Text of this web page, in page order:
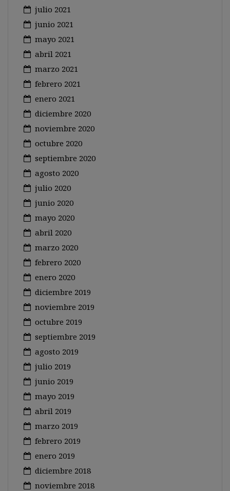
julio 2021
junio 2021
mayo 2021
abril 2021
marzo 2021
febrero 2021
enero 2021
diciembre 2020
noviembre 2020
octubre 2020
septiembre 2020
agosto 2020
julio 2020
junio 2020
mayo 2020
abril 2020
marzo 2020
febrero 2020
enero 2020
diciembre 2019
noviembre 2019
octubre 2019
septiembre 2019
agosto 2019
julio 2019
junio 2019
mayo 2019
abril 2019
marzo 2019
febrero 2019
enero 2019
diciembre 2018
noviembre 2018